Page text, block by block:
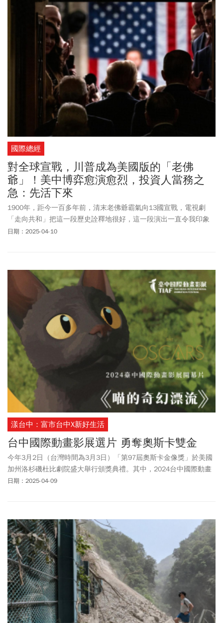
國際總經
對全球宣戰，川普成為美國版的「老佛
爺」！美中博弈愈演愈烈，投資人當務之
急：先活下來
1900年，距今一百多年前，清末老佛爺霸氣向13國宣戰，電視劇
「走向共和」把這一段歷史詮釋地很好，這一段演出一直令我印象
深刻。解放日川普大帝在白宮草坪上重現百餘年前老佛爺的霸氣，
日期：2025-04-10
漾台中：富市台中X新好生活
台中國際動畫影展選片 勇奪奧斯卡雙金
今年3月2日（台灣時間為3月3日）「第97屆奧斯卡金像獎」於美國
加州洛杉磯杜比劇院盛大舉行頒獎典禮。其中，2024台中國際動畫
影展開幕片《喵的奇幻漂流》（Flow）勇奪「奧斯卡最佳動畫長
日期：2025-04-09